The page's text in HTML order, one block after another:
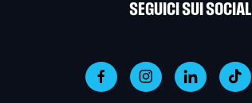
SEGUICI SUI SOCIAL